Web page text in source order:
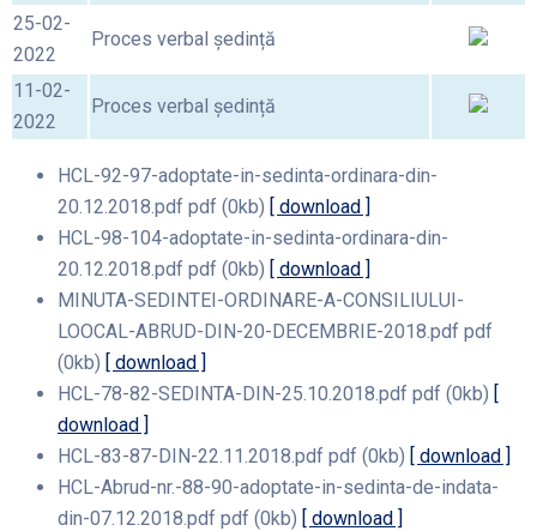
25-02-
2022
Proces verbal ședință
11-02-
2022
Proces verbal ședință
HCL-92-97-adoptate-in-sedinta-ordinara-din-
20.12.2018.pdf pdf (0kb) [ download ]
HCL-98-104-adoptate-in-sedinta-ordinara-din-
20.12.2018.pdf pdf (0kb) [ download ]
MINUTA-SEDINTEI-ORDINARE-A-CONSILIULUI-
LOOCAL-ABRUD-DIN-20-DECEMBRIE-2018.pdf pdf
(0kb) [ download ]
HCL-78-82-SEDINTA-DIN-25.10.2018.pdf pdf (0kb) [
download ]
HCL-83-87-DIN-22.11.2018.pdf pdf (0kb) [ download ]
HCL-Abrud-nr.-88-90-adoptate-in-sedinta-de-indata-
din-07.12.2018.pdf pdf (0kb) [ download ]